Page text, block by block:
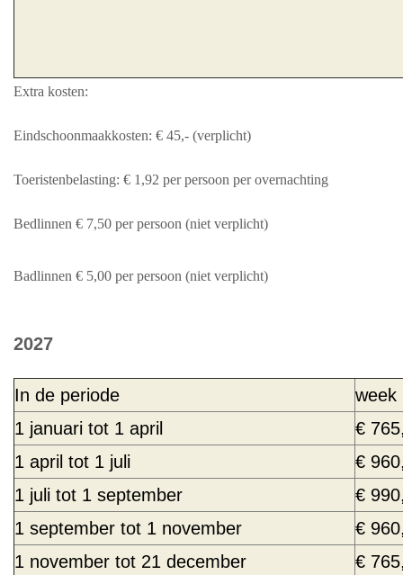
Extra kosten:
Eindschoonmaakkosten: € 45,- (verplicht)
Toeristenbelasting: € 1,92 per persoon per overnachting
Bedlinnen € 7,50 per persoon (niet verplicht)
Badlinnen € 5,00 per persoon (niet verplicht)
2027
In de periode
week
1 januari tot 1 april
€
1 april tot 1 juli
€
1 juli tot 1 september
€
1 september tot 1 november
€
1 november tot 21 december
€